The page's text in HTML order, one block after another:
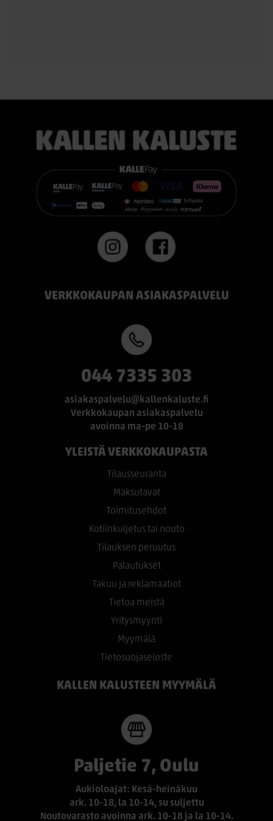
VERKKOKAUPAN ASIAKASPALVELU
044 7335 303
asiakaspalvelu@kallenkaluste.fi
Verkkokaupan asiakaspalvelu
avoinna ma-pe 10-18
YLEISTÄ VERKKOKAUPASTA
Tilausseuranta
Maksutavat
Toimitusehdot
Kotiinkuljetus tai nouto
Tilauksen peruutus
Palautukset
Takuu ja reklamaatiot
Tietoa meistä
Yritysmyynti
Myymälä
Tietosuojaseloste
KALLEN KALUSTEEN MYYMÄLÄ
Paljetie 7, Oulu
Aukioloajat: Kesä-heinäkuu
ark. 10-18, la 10-14, su suljettu
Noutovarasto avoinna ark. 10-18 ja la 10-14.